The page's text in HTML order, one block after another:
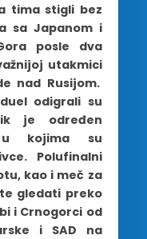
tima stigli bez
sa Japanom i
posle dva
utakmici
nad Rusijom.
odigrali su
je određen
u kojima su
Polufinalni
kao i meč za
gledati preko
i Crnogorci od
i SAD na